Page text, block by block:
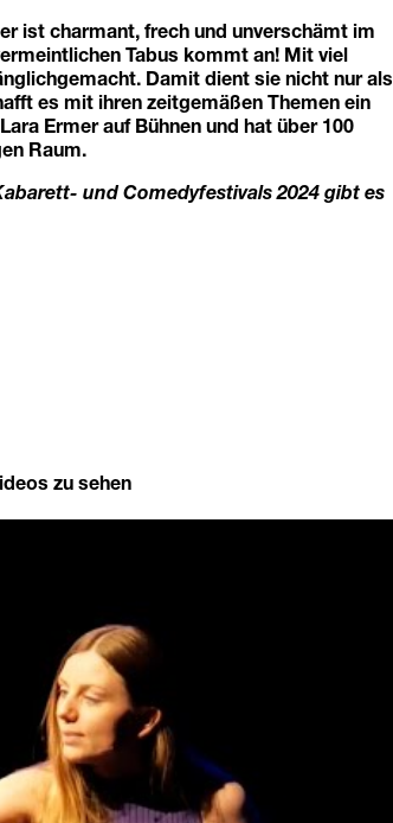
ist charmant, frech und unverschämt im
Tabus kommt an! Mit viel
Damit dient sie nicht nur als
es mit ihren zeitgemäßen Themen ein
Ermer auf Bühnen und hat über 100
Raum.
und Comedyfestivals 2024 gibt es
zu sehen